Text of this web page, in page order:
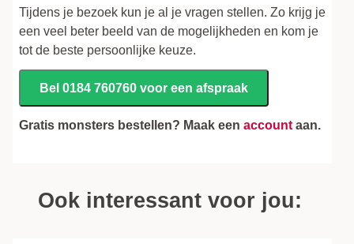
Tijdens je bezoek kun je al je vragen stellen. Zo krijg je
een veel beter beeld van de mogelijkheden en kom je
tot de beste persoonlijke keuze.
Bel 0184 760760 voor een afspraak
Gratis monsters bestellen? Maak een account aan.
Ook interessant voor jou: